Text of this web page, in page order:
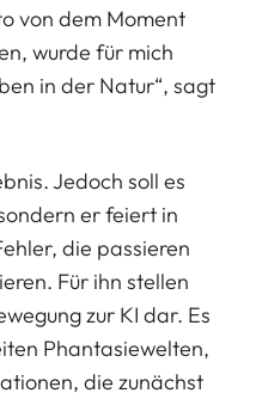
von dem Moment
wurde für mich
in der Natur“, sagt
Jedoch soll es
er feiert in
die passieren
Für ihn stellen
zur KI dar. Es
Phantasiewelten,
die zunächst